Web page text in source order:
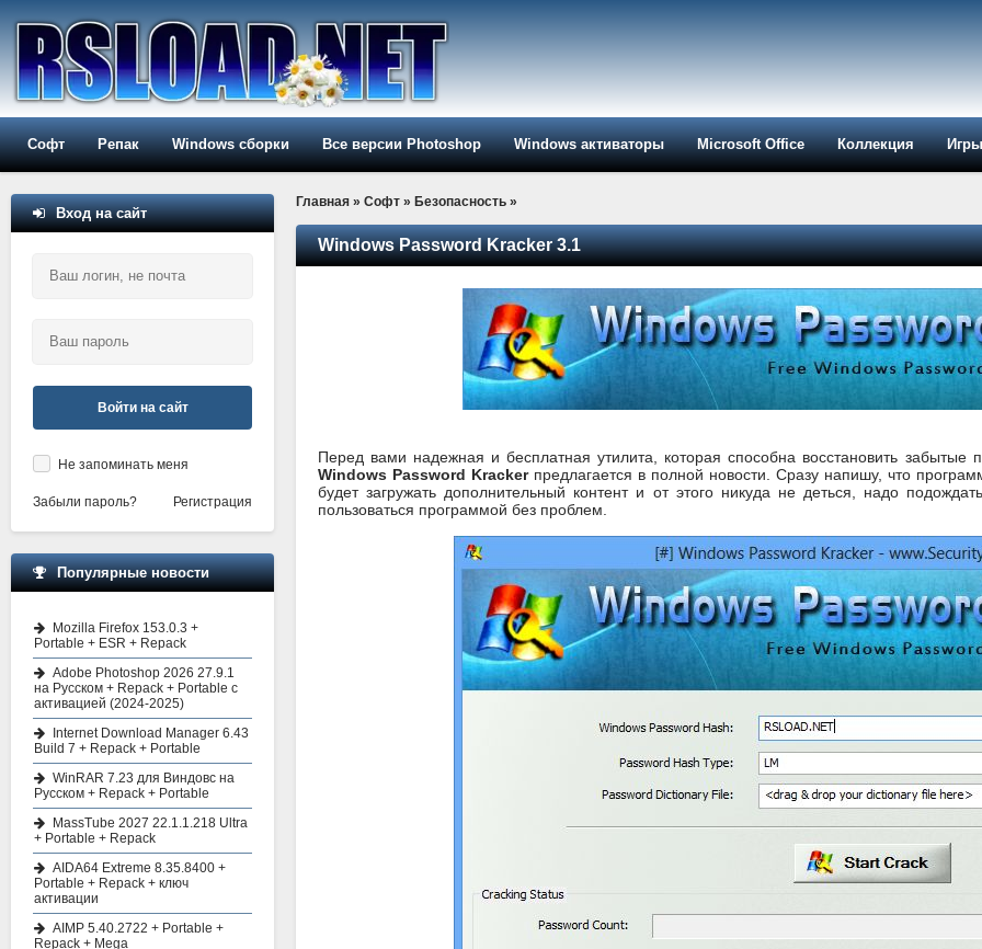
Софт Репак Windows сборки Все версии Photoshop Windows активаторы Microsoft Office Коллекция Игры
Главная » Софт » Безопасность »
Windows Password Kracker 3.1
Перед вами надежная и бесплатная утилита, которая способна восстановить
Windows Password Krackerпредлагается в полной новости. Сразу напишу, что
будет загружать дополнительный контент и от этого никуда не деться, надо
пользоваться программой без проблем.
Вход на сайт
Войти на сайт
Не запоминать меня
Забыли пароль? Регистрация
Популярные новости
Mozilla Firefox 153.0.3 +
Portable + ESR + Repack
Adobe Photoshop 2026 27.9.1
на Русском + Repack + Portable с
активацией (2024-2025)
Internet Download Manager 6.43
Build 7 + Repack + Portable
WinRAR 7.23 для Виндовс на
Русском + Repack + Portable
MassTube 2027 22.1.1.218 Ultra
+ Portable + Repack
AIDA64 Extreme 8.35.8400 +
Portable + Repack + ключ
активации
AIMP 5.40.2722 + Portable +
Repack + Mega